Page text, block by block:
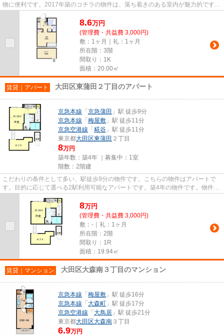
物に便利です。2017年築のコチラの物件は、落ち着きのある室内が魅力的です。
こちらの物件はアパートで...
8.6万円
(管理費・共益費 3,000円)
敷：1ヶ月｜礼：1ヶ月
所在階：3階
間取り：1K
面積：20.00㎡
賃貸｜アパート 大田区東蒲田２丁目のアパート
京急本線 「 京急蒲田 」駅 徒歩9分
京急本線 「 梅屋敷 」駅 徒歩11分
京急空港線 「 糀谷 」駅 徒歩11分
東京都大田区東蒲田 ２丁目
8万円
築年数：築4年 ｜募集中： 1室
階数：2階建
こだわりの条件として多い、駅徒歩9分の物件です。こちらの物件はアパートで
す。目的に応じて選べる2駅利用可能なアパートです。築4年の物件です。物件を
8万円
(管理費・共益費 3,000円)
敷：-｜礼：1ヶ月
所在階：2階
間取り：1R
面積：19.94㎡
賃貸｜マンション 大田区大森南３丁目のマンション
京急本線 「 梅屋敷 」駅 徒歩16分
京急本線 「 大森町 」駅 徒歩17分
京急空港線 「 大鳥居 」駅 徒歩21分
東京都大田区大森南 ３丁目
6.9万円